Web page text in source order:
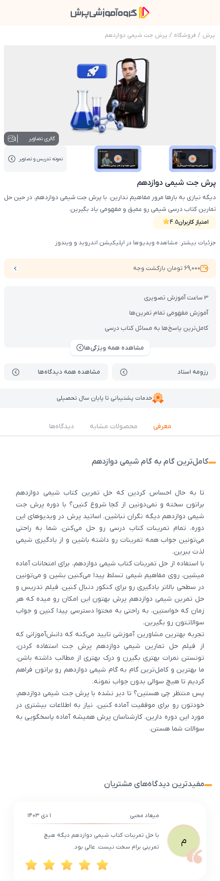
پرش / فروشگاه / پرش جت شیمی دوازدهم
عکس محصول پرش جت شیمی دوازدهم
گالری تصاویر 1
عکس کاور نمونه تدریس
نمونه تدریس‌ و تصاویر
پرش جت شیمی دوازدهم
امتیاز کاربران4.5
دیگه نیازی به بارها مرور مفاهیم ندارین. با پرش جت شیمی دوازدهم، در حین حل
تمارین کتاب درسی شیمی رو عمیق و مفهومی یاد بگیرین.
3 ساعت آموزش تصویری
آموزش مفهومی تمام تمرین‌ها
کامل‌ترین پاسخ‌ها به مسائل کتاب درسی
مشاهده همه ویژگی‌ها
رزومه استاد مشاهده همه دیدگاه‌ها
خدمات پشتیبانی تا پایان سال تحصیلی
جزئیات بیشتر: مشاهده ویدیوها در اپلیکیشن اندروید و ویندوز
69,000 تومان بازگشت وجه
معرفی محصولات مشابه دیدگاه‌ها
کامل‌ترین گام به گام شیمی دوازدهم
تا به حال احساس کردین که حل تمرین کتاب شیمی دوازدهم
براتون سخته و نمی‌دونین از کجا شروع کنین؟ با دوره‌ پرش جت
شیمی دوازدهم دیگه نگران نباشین. اساتید پرش در ویدیوهای این
دوره، تمام تمرینات کتاب درسی رو حل می‌کنن. شما به راحتی
می‌تونین جواب همه تمرینات رو داشته باشین و از یادگیری شیمی
لذت ببرین.
با استفاده از حل تمرینات کتاب شیمی دوازدهم، برای امتحانات آماده
میشین، روی مفاهیم شیمی تسلط پیدا می‌کنین بشین و می‌تونین
در سطحی بالاتر یادگیری رو برای کنکور دنبال کنین. فیلم تدریس و
حل تمرین شیمی دوازدهم پرش بهتون این امکان رو میده که هر
زمان که خواستین، به راحتی به محتوا دسترسی پیدا کنین و جواب
سوالاتتون رو بگیرین.
تجربه‌ بهترین مشاورین آموزشی تایید می‌کنه که دانش‌آموزانی که
از فیلم حل تمارین شیمی دوازدهم پرش جت استفاده کردن،
تونستن نمرات بهتری بگیرن و درک بهتری از مطالب داشته باشن.
ما بهترین و کامل‌ترین گام به گام شیمی دوازدهم رو براتون فراهم
کردیم تا هیچ سوالی بدون جواب نمونه.
پس منتظر چی هستین؟ تا دیر نشده با پرش جت شیمی دوازدهم،
خودتون رو برای موفقیت آماده کنین. نیاز به اطلاعات بیشتری در
مورد این دوره دارین. کارشناسان پرش همیشه آماده پاسخگویی به
سوالات شما هستن.
مفیدترین دیدگاه‌های مشتریان
م
میعاد محبی ۱ دی ۱۴۰۳
با حل تمرینات کتاب شیمی دوازدهم دیگه هیچ
تمرینی برام سخت نیست. عالی بود.